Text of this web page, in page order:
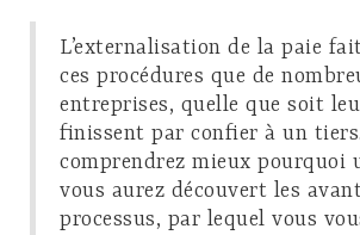
L’externalisation de la paie
ces procédures que de
entreprises, quelle que soit
finissent par confier à un
comprendrez mieux pourquoi
vous aurez découvert les
processus, par lequel vous